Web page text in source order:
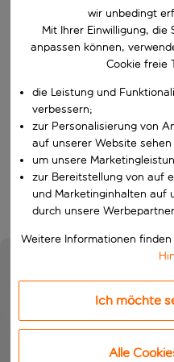
Beginne mit der Eingabe für
Reiseziel wählen
Wähle ein Ab- und
Reisezeitraum wählen
Wann
Wer
wir unbedingt
Mit Ihrer Einwilligung,
anpassen können,
Cookie freie
die Leistung und
verbessern;
zur Personalisierung von
auf unserer Website sehen
um unsere
zur Bereitstellung von auf
und Marketinginhalten auf
durch unsere
Weitere Informationen finden
Ich möchte
Alle